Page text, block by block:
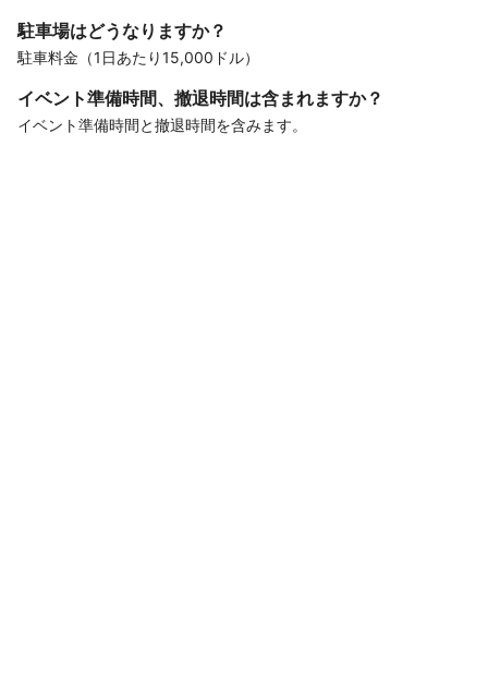
駐車場はどうなりますか？
駐車料金（1日あたり15,000ドル）
イベント準備時間、撤退時間は含まれますか？
イベント準備時間と撤退時間を含みます。